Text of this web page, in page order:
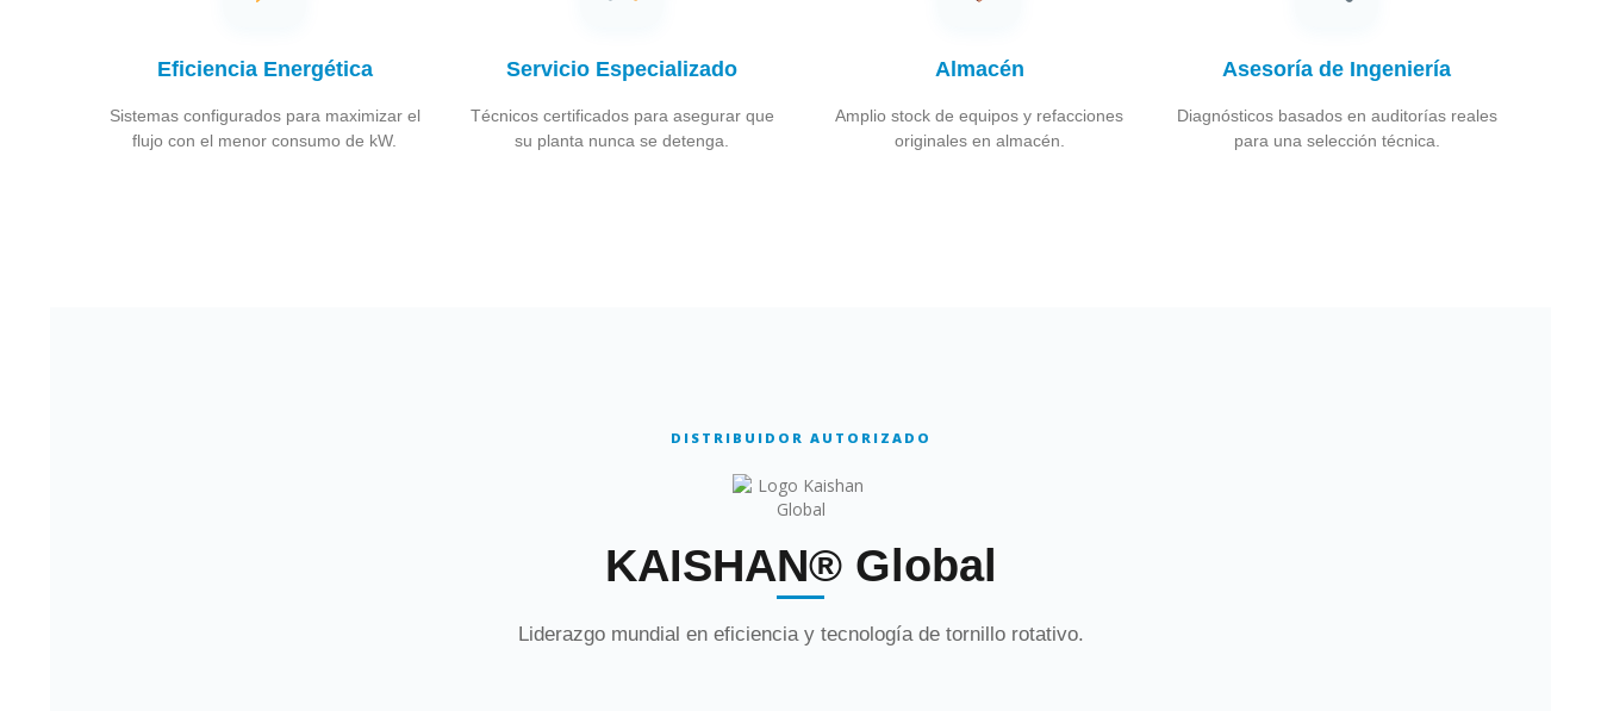
Eficiencia Energética
Sistemas configurados para maximizar el
flujo con el menor consumo de kW.
Servicio Especializado
Técnicos certificados para asegurar que
su planta nunca se detenga.
Almacén
Amplio stock de equipos y refacciones
originales en almacén.
Asesoría de Ingeniería
Diagnósticos basados en auditorías reales
para una selección técnica.
DISTRIBUIDOR AUTORIZADO
KAISHAN® Global
Liderazgo mundial en eficiencia y tecnología de tornillo rotativo.